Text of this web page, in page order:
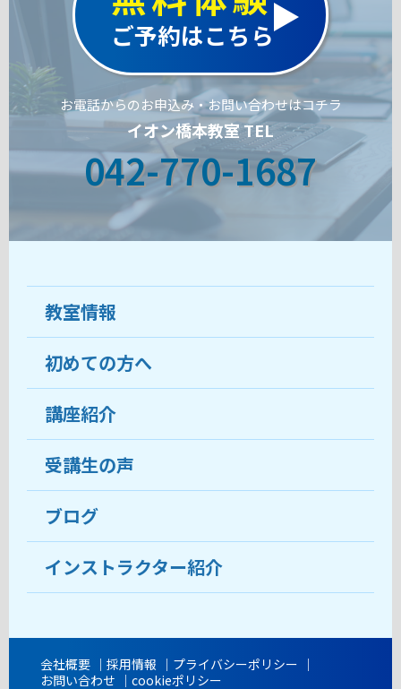
ご予約はこちら
お電話からのお申込み・お問い合わせはコチラ
イオン橋本教室 TEL
042-770-1687
教室情報
教室について
受講生の声
おすすめ・人気の講座
目的から講座を探す
教室ブログ
初めての方へ
ココがおすすめ
料金
受講までの流れ
よくあるご質問
講座紹介
受講生の声
ブログ
インストラクター紹介
会社概要 採用情報
プライバシーポリシー
お問い合わせ
cookieポリシー